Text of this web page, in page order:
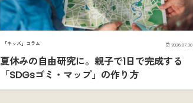
「キッズ」コラム 2026.07.30
夏休みの自由研究に。親子で1日で完成する
「SDGsゴミ・マップ」の作り方